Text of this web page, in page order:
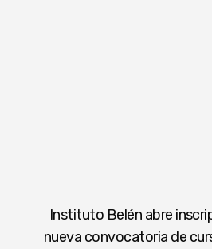
Instituto Belén abre
nueva convocatoria de